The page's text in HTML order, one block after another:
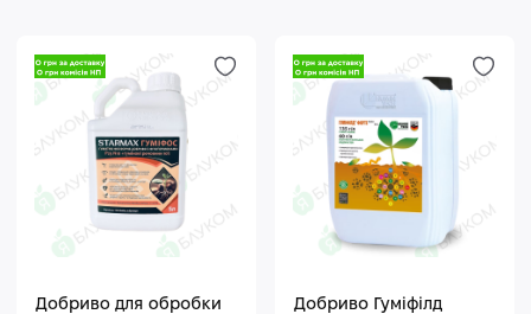
Добриво для обробки
Добриво Гуміфілд